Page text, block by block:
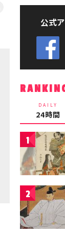
公式
DAILY
24時間
1
2